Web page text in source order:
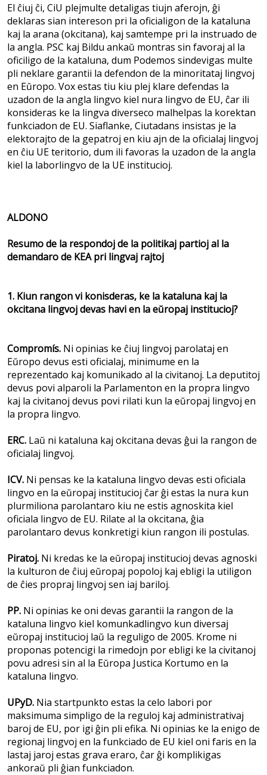
El ĉiuj ĉi, CiU plejmulte detaligas tiujn aferojn, ĝi
deklaras sian intereson pri la oficialigon de la kataluna
kaj la arana (okcitana), kaj samtempe pri la instruado de
la angla. PSC kaj Bildu ankaŭ montras sin favoraj al la
oficiligo de la kataluna, dum Podemos sindevigas multe
pli neklare garantii la defendon de la minoritataj lingvoj
en Eŭropo. Vox estas tiu kiu plej klare defendas la
uzadon de la angla lingvo kiel nura lingvo de EU, ĉar ili
konsideras ke la lingva diverseco malhelpas la korektan
funkciadon de EU. Siaflanke, Ciutadans insistas je la
elektorajto de la gepatroj en kiu ajn de la oficialaj lingvoj
en ĉiu UE teritorio, dum ili favoras la uzadon de la angla
kiel la laborlingvo de la UE institucioj.
ALDONO
Resumo de la respondoj de la politikaj partioj al la
demandaro de KEA pri lingvaj rajtoj
1. Kiun rangon vi konisderas, ke la kataluna kaj la
okcitana lingvoj devas havi en la eŭropaj institucioj?
Compromís. Ni opinias ke ĉiuj lingvoj parolataj en
Eŭropo devus esti oficialaj, minimume en la
reprezentado kaj komunikado al la civitanoj. La deputitoj
devus povi alparoli la Parlamenton en la propra lingvo
kaj la civitanoj devus povi rilati kun la eŭropaj lingvoj en
la propra lingvo.
ERC. Laŭ ni kataluna kaj okcitana devas ĝui la rangon de
oficialaj lingvoj.
ICV. Ni pensas ke la kataluna lingvo devas esti oficiala
lingvo en la eŭropaj institucioj ĉar ĝi estas la nura kun
plurmiliona parolantaro kiu ne estis agnoskita kiel
oficiala lingvo de EU. Rilate al la okcitana, ĝia
parolantaro devus konkretigi kiun rangon ili postulas.
Piratoj. Ni kredas ke la eŭropaj institucioj devas agnoski
la kulturon de ĉiuj eŭropaj popoloj kaj ebligi la utiligon
de ĉies propraj lingvoj sen iaj bariloj.
PP. Ni opinias ke oni devas garantii la rangon de la
kataluna lingvo kiel komunkadlingvo kun diversaj
eŭropaj institucioj laŭ la reguligo de 2005. Krome ni
proponas potencigi la rimedojn por ebligi ke la civitanoj
povu adresi sin al la Eŭropa Justica Kortumo en la
kataluna lingvo.
UPyD. Nia startpunkto estas la celo labori por
maksimuma simpligo de la reguloj kaj administrativaj
baroj de EU, por igi ĝin pli efika. Ni opinias ke la enigo de
regionaj lingvoj en la funkciado de EU kiel oni faris en la
lastaj jaroj estas grava eraro, ĉar ĝi komplikigas
ankoraŭ pli ĝian funkciadon.